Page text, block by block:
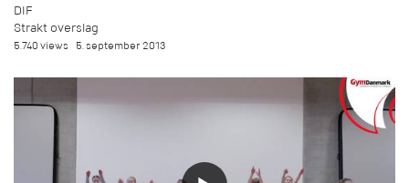
DIF
Strakt overslag
5.740 views 5. september 2013